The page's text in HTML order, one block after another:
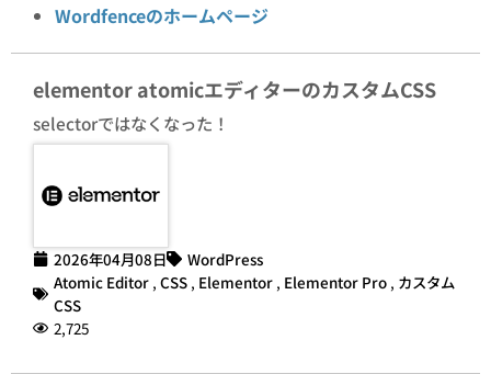
Wordfenceのホームページ
elementor atomicエディターのカスタムCSS
selectorではなくなった！
2026年04月08日
WordPress
Atomic Editor , CSS , Elementor , Elementor Pro , カスタム
CSS
2,725